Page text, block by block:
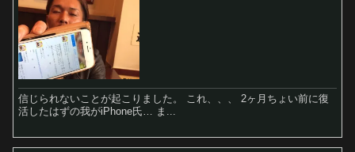
信じられないことが起こりました。 これ、、、 2ヶ月ちょい前に復
活したはずの我がiPhone氏… ま...